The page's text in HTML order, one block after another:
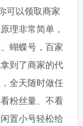
可以领取商家
理非常简单，
蝴蝶号，百家
到了商家的代
全天随时做任
粉丝量、不看
置小号轻松给